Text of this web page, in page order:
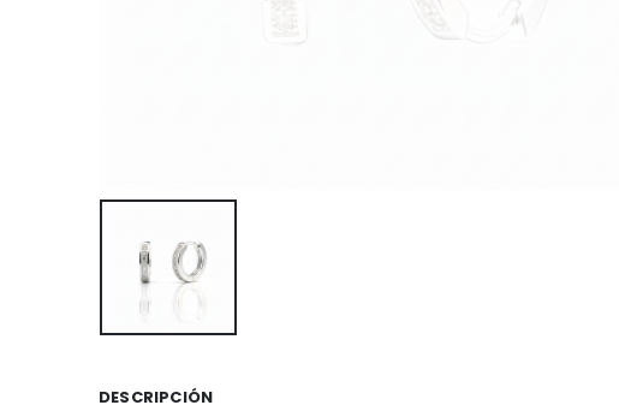
DESCRIPCIÓN